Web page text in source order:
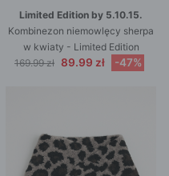
Limited Edition by 5.10.15.
Kombinezon niemowlęcy sherpa
w kwiaty - Limited Edition
169.99 zł 89.99 zł -47%